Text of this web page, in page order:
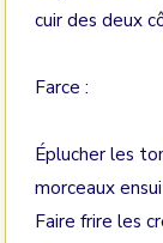
cuir des deux
Farce :
Éplucher les
morceaux
Faire frire les